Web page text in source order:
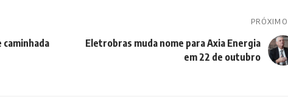
PRÓXIMO
Eletrobras muda nome para Axia Energia
em 22 de outubro